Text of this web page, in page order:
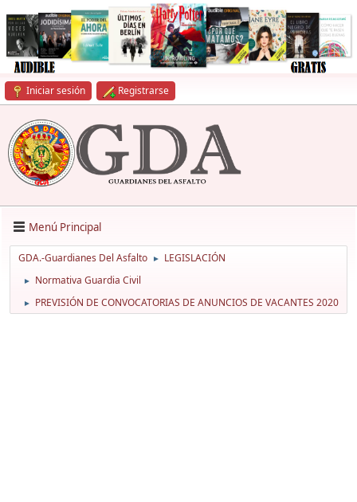
Iniciar sesión Registrarse
Menú Principal
GDA.-Guardianes Del Asfalto ► LEGISLACIÓN
► Normativa Guardia Civil
► PREVISIÓN DE CONVOCATORIAS DE ANUNCIOS DE VACANTES 2020